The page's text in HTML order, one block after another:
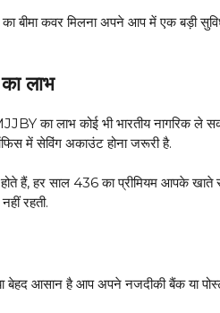
बीमा कवर मिलना अपने आप में एक बड़ी
लाभ
का लाभ कोई भी भारतीय
में सेविंग अकाउंट होना जरूरी है.
हैं, हर साल ₹436 का प्रीमियम आपके
रहती.
आसान है आप अपने नजदीकी बैंक या पोस्ट